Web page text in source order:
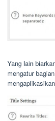
Yang lain
mengatur bagian